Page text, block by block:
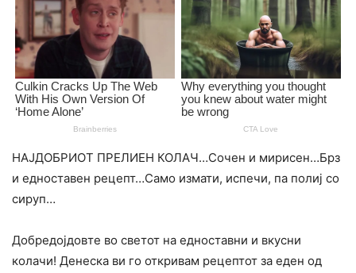
НАЈДОБРИОТ ПРЕЛИЕН КОЛАЧ…Сочен и мирисен…Брз
и едноставен рецепт…Само измати, испечи, па полиј со
сируп…
Добредојдовте во светот на едноставни и вкусни
колачи! Денеска ви го откривам рецептот за еден од